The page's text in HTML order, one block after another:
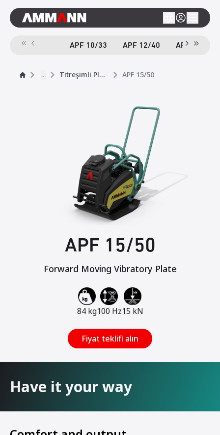
APF 10/33 APF 12/40 APF 12/40-
... Titreşimli Plakalar APF 15/50
APF 15/50
Forward Moving Vibratory Plate
84 kg100 Hz15 kN
Fiyat teklifi alın
Have it your way